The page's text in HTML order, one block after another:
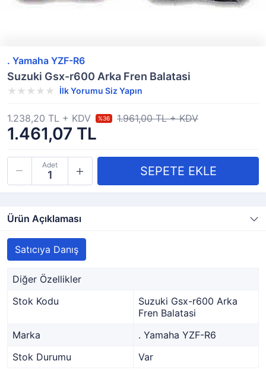
. Yamaha YZF-R6
Suzuki Gsx-r600 Arka Fren Balatasi
İlk Yorumu Siz Yapın
1.461,07 TL
1.238,20 TL + KDV %36 1.961,00 TL + KDV
Adet
Ürün Açıklaması
Satıcıya Danış
Diğer Özellikler
Stok Kodu
Suzuki Gsx-r600 Arka
Fren Balatasi
Marka
. Yamaha YZF-R6
Stok Durumu
Var